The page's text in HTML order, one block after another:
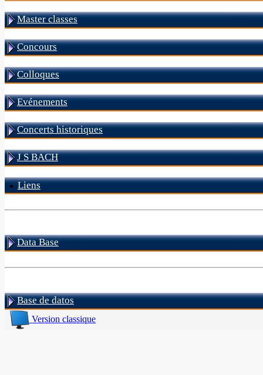
Master classes
Concours
Colloques
Evénements
Concerts historiques
J S BACH
Liens
Data Base
Base de datos
Version classique